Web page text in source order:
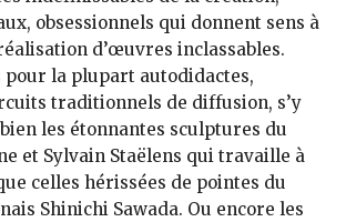
obsessionnels qui donnent sens à
d’œuvres inclassables.
pour la plupart autodidactes,
traditionnels de diffusion, s’y
les étonnantes sculptures du
et Sylvain Staëlens qui travaille à
celles hérissées de pointes du
Shinichi Sawada. Ou encore les